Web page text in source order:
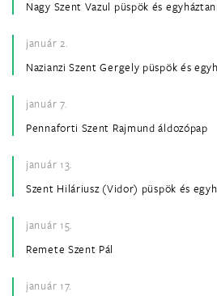
Nagy Szent Vazul püspök és
január 2.
Nazianzi Szent Gergely püspök és
január 7.
Pennaforti Szent Rajmund áldozópap
január 13.
Szent Hiláriusz (Vidor) püspök és
január 15.
Remete Szent Pál
január 17.